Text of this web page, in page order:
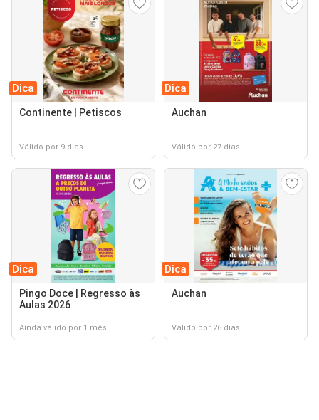
Dica
Continente | Petiscos
Válido por 9 dias
Dica
Auchan
Válido por 27 dias
Dica
Pingo Doce | Regresso às
Aulas 2026
Ainda válido por 1 mês
Dica
Auchan
Válido por 26 dias